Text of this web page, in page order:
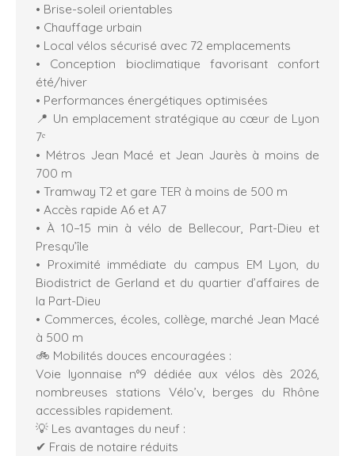
• Brise-soleil orientables
• Chauffage urbain
• Local vélos sécurisé avec 72 emplacements
• Conception bioclimatique favorisant confort
été/hiver
• Performances énergétiques optimisées
📍 Un emplacement stratégique au cœur de Lyon
7ᵉ
• Métros Jean Macé et Jean Jaurès à moins de
700 m
• Tramway T2 et gare TER à moins de 500 m
• Accès rapide A6 et A7
• À 10–15 min à vélo de Bellecour, Part-Dieu et
Presqu’île
• Proximité immédiate du campus EM Lyon, du
Biodistrict de Gerland et du quartier d’affaires de
la Part-Dieu
• Commerces, écoles, collège, marché Jean Macé
à 500 m
🚲 Mobilités douces encouragées :
Voie lyonnaise n°9 dédiée aux vélos dès 2026,
nombreuses stations Vélo’v, berges du Rhône
accessibles rapidement.
💡 Les avantages du neuf :
✔ Frais de notaire réduits